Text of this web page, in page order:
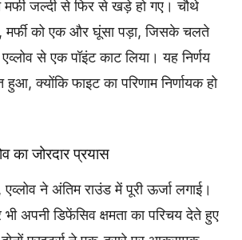
जल्दी से फिर से खड़े हो गए। चौथे
को एक और घूंसा पड़ा, जिसके चलते
एव्लोव से एक पॉइंट काट लिया। यह निर्णय
हुआ, क्योंकि फाइट का परिणाम निर्णायक हो
का जोरदार प्रयास
ने अंतिम राउंड में पूरी ऊर्जा लगाई।
भी अपनी डिफेंसिव क्षमता का परिचय देते हुए